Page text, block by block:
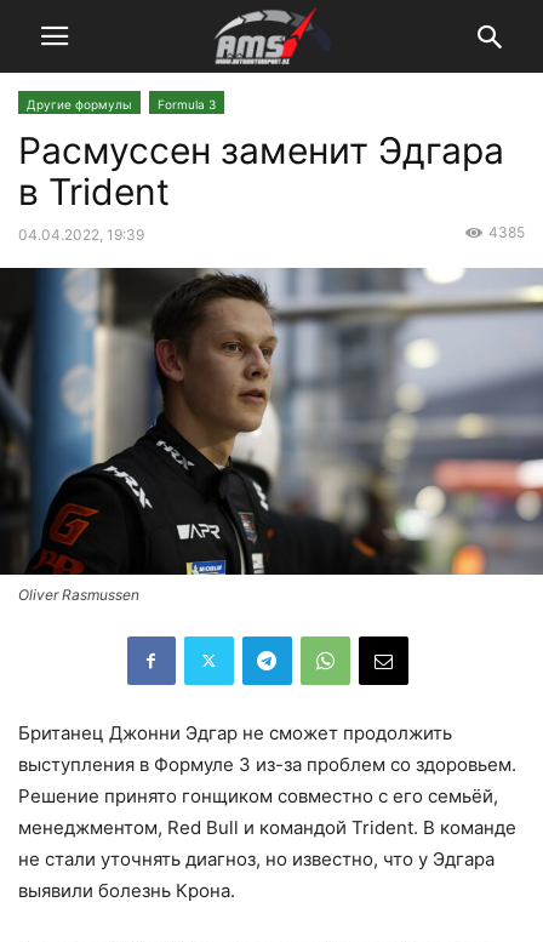
Другие формулы Formula 3
Расмуссен заменит Эдгара
в Trident
04.04.2022, 19:39 4385
Oliver Rasmussen
Британец Джонни Эдгар не сможет продолжить
выступления в Формуле 3 из-за проблем со здоровьем.
Решение принято гонщиком совместно с его семьёй,
менеджментом, Red Bull и командой Trident. В команде
не стали уточнять диагноз, но известно, что у Эдгара
выявили болезнь Крона.